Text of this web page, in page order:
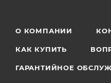
О КОМПАНИИ
КАК КУПИТЬ
ГАРАНТИЙНОЕ